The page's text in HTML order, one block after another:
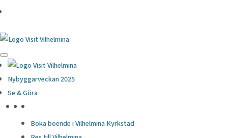
Nybyggarveckan 2025
Se & Göra
Boka boende i Vilhelmina Kyrkstad